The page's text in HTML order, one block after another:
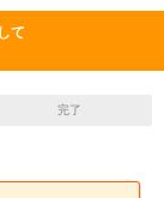
て
完了